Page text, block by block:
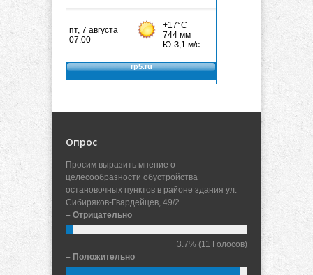
Опрос
Просим выразить мнение о
целесообразности обустройства
остановочных пунктов в районе здания ул.
Сибиряков-Гвардейцев, 49/2
– Отрицательно
3.7% (11 Голосов)
– Положительно